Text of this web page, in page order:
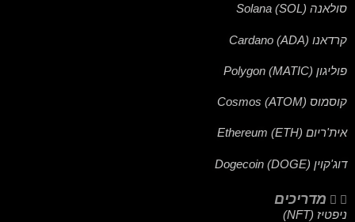
סולאנה (SOL) Solana
קרדאנו (ADA) Cardano
פוליגון (MATIC) Polygon
קוסמוס (ATOM) Cosmos
אית'ריום (ETH) Ethereum
דוג'קוין (DOGE) Dogecoin
מדריכים
ניפטיז (NFT)